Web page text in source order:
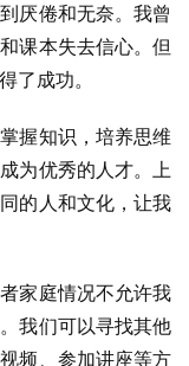
厌倦和无奈。我曾
课本失去信心。但
了成功。
握知识，培养思维
为优秀的人才。上
的人和文化，让我
家庭情况不允许我
我们可以寻找其他
频、参加讲座等方